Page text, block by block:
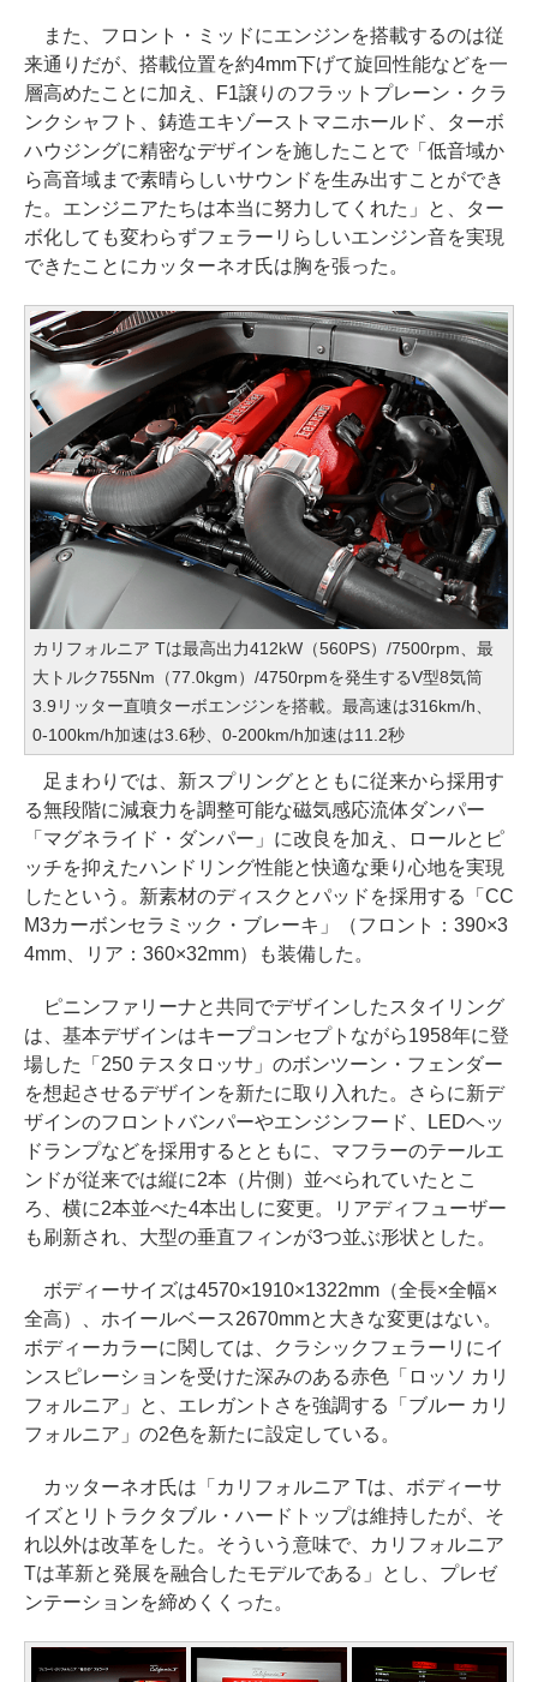
また、フロント・ミッドにエンジンを搭載するのは従
来通りだが、搭載位置を約4mm下げて旋回性能などを一
層高めたことに加え、F1譲りのフラットプレーン・クラ
ンクシャフト、鋳造エキゾーストマニホールド、ターボ
ハウジングに精密なデザインを施したことで「低音域か
ら高音域まで素晴らしいサウンドを生み出すことができ
た。エンジニアたちは本当に努力してくれた」と、ター
ボ化しても変わらずフェラーリらしいエンジン音を実現
できたことにカッターネオ氏は胸を張った。
カリフォルニア Tは最高出力412kW（560PS）/7500rpm、最
大トルク755Nm（77.0kgm）/4750rpmを発生するV型8気筒
3.9リッター直噴ターボエンジンを搭載。最高速は316km/h、
0-100km/h加速は3.6秒、0-200km/h加速は11.2秒
足まわりでは、新スプリングとともに従来から採用す
る無段階に減衰力を調整可能な磁気感応流体ダンパー
「マグネライド・ダンパー」に改良を加え、ロールとピ
ッチを抑えたハンドリング性能と快適な乗り心地を実現
したという。新素材のディスクとパッドを採用する「CC
M3カーボンセラミック・ブレーキ」（フロント：390×3
4mm、リア：360×32mm）も装備した。
ピニンファリーナと共同でデザインしたスタイリング
は、基本デザインはキープコンセプトながら1958年に登
場した「250 テスタロッサ」のボンツーン・フェンダー
を想起させるデザインを新たに取り入れた。さらに新デ
ザインのフロントバンパーやエンジンフード、LEDヘッ
ドランプなどを採用するとともに、マフラーのテールエ
ンドが従来では縦に2本（片側）並べられていたとこ
ろ、横に2本並べた4本出しに変更。リアディフューザー
も刷新され、大型の垂直フィンが3つ並ぶ形状とした。
ボディーサイズは4570×1910×1322mm（全長×全幅×
全高）、ホイールベース2670mmと大きな変更はない。
ボディーカラーに関しては、クラシックフェラーリにイ
ンスピレーションを受けた深みのある赤色「ロッソ カリ
フォルニア」と、エレガントさを強調する「ブルー カリ
フォルニア」の2色を新たに設定している。
カッターネオ氏は「カリフォルニア Tは、ボディーサ
イズとリトラクタブル・ハードトップは維持したが、そ
れ以外は改革をした。そういう意味で、カリフォルニア
Tは革新と発展を融合したモデルである」とし、プレゼ
ンテーションを締めくくった。